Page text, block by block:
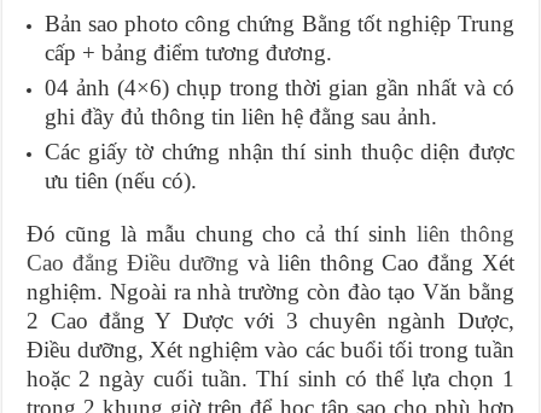
Bản sao photo công chứng Bằng tốt nghiệp Trung
cấp + bảng điểm tương đương.
04 ảnh (4×6) chụp trong thời gian gần nhất và có
ghi đầy đủ thông tin liên hệ đằng sau ảnh.
Các giấy tờ chứng nhận thí sinh thuộc diện được
ưu tiên (nếu có).
Đó cũng là mẫu chung cho cả thí sinh liên thông
Cao đẳng Điều dưỡng và liên thông Cao đẳng Xét
nghiệm. Ngoài ra nhà trường còn đào tạo Văn bằng
2 Cao đẳng Y Dược với 3 chuyên ngành Dược,
Điều dưỡng, Xét nghiệm vào các buổi tối trong tuần
hoặc 2 ngày cuối tuần. Thí sinh có thể lựa chọn 1
trong 2 khung giờ trên để học tập sao cho phù hợp